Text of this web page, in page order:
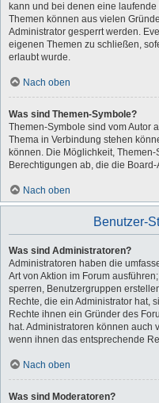
kann und bei denen eine
Themen können aus vielen
Administrator gesperrt werden.
eigenen Themen zu schließen,
erlaubt wurde.
Nach oben
Was sind Themen-Symbole?
Themen-Symbole sind vom Autor
Thema in Verbindung stehen
können. Die Möglichkeit,
Berechtigungen ab, die die
Nach oben
Benutzer-
Was sind Administratoren?
Administratoren haben die
Art von Aktion im Forum
sperren, Benutzergruppen
Rechte, die ein Administrator hat,
Rechte ihnen ein Gründer des
hat. Administratoren können
wenn ihnen das entsprechende
Nach oben
Was sind Moderatoren?